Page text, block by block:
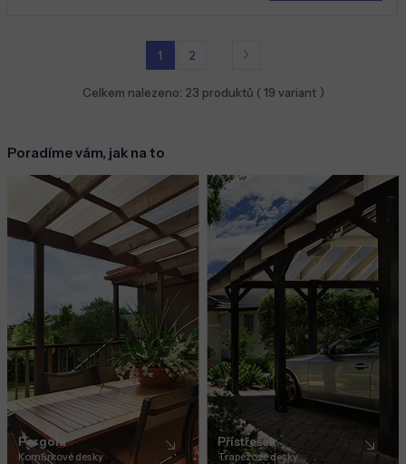
1 2
Celkem nalezeno: 23 produktů ( 19 variant )
Poradíme vám, jak na to
Pergola
Komůrkové desky
Přístřešek
Trapézové desky